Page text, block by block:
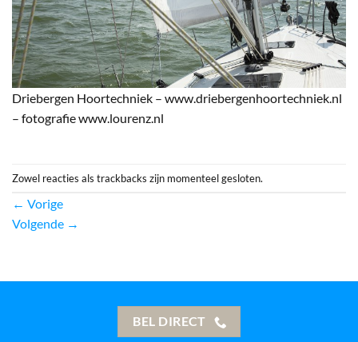
Driebergen Hoortechniek – www.driebergenhoortechniek.nl
– fotografie www.lourenz.nl
Zowel reacties als trackbacks zijn momenteel gesloten.
← Vorige
Volgende →
BEL DIRECT